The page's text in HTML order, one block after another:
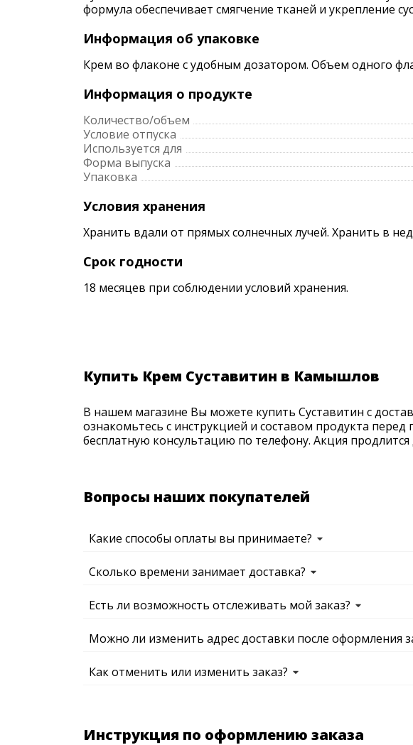
формула обеспечивает смягчение тканей и укрепление
Информация об упаковке
Крем во флаконе с удобным дозатором. Объем одного
Информация о продукте
Количество/объем
Условие отпуска
Используется для
Форма выпуска
Упаковка
Условия хранения
Хранить вдали от прямых солнечных лучей. Хранить в
Срок годности
18 месяцев при соблюдении условий хранения.
Купить Крем Суставитин в Камышлов
В нашем магазине Вы можете купить Суставитин с
ознакомьтесь с инструкцией и составом продукта
бесплатную консультацию по телефону. Акция продлится
Вопросы наших покупателей
Какие способы оплаты вы принимаете?
Сколько времени занимает доставка?
Есть ли возможность отслеживать мой заказ?
Можно ли изменить адрес доставки после оформления
Как отменить или изменить заказ?
Инструкция по оформлению заказа